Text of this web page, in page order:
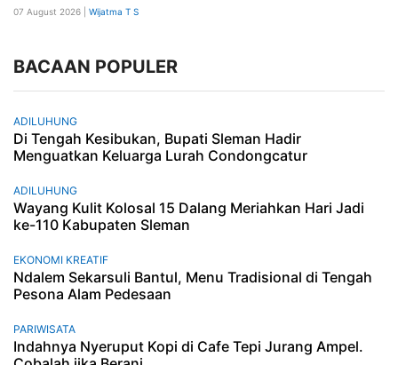
07 August 2026 | Wijatma T S
BACAAN POPULER
ADILUHUNG
Di Tengah Kesibukan, Bupati Sleman Hadir
Menguatkan Keluarga Lurah Condongcatur
ADILUHUNG
Wayang Kulit Kolosal 15 Dalang Meriahkan Hari Jadi
ke-110 Kabupaten Sleman
EKONOMI KREATIF
Ndalem Sekarsuli Bantul, Menu Tradisional di Tengah
Pesona Alam Pedesaan
PARIWISATA
Indahnya Nyeruput Kopi di Cafe Tepi Jurang Ampel.